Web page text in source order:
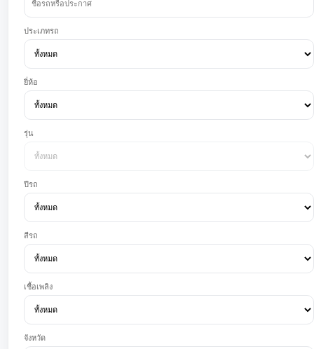
ประเภทรถ
ยี่ห้อ
รุ่น
ปีรถ
สีรถ
เชื้อเพลิง
จังหวัด